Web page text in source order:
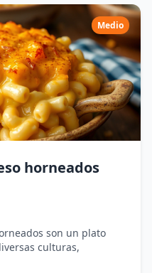
Medio
horneados
son un plato
culturas,